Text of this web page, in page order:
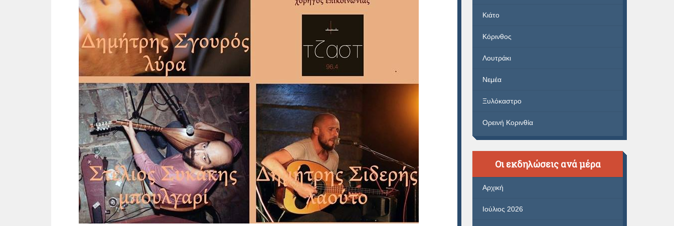
Κιάτο
Κόρινθος
Λουτράκι
Νεμέα
Ξυλόκαστρο
Ορεινή Κορινθία
Οι εκδηλώσεις ανά μέρα
Αρχική
Ιούλιος 2026